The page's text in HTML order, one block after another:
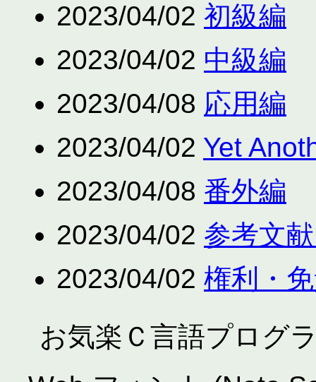
2023/04/02 初級編
2023/04/02 中級編
2023/04/08 応用編
2023/04/02 Yet
2023/04/08 番外編
2023/04/02 参考文
2023/04/02 権利・
お気楽Ｃ言語プログ